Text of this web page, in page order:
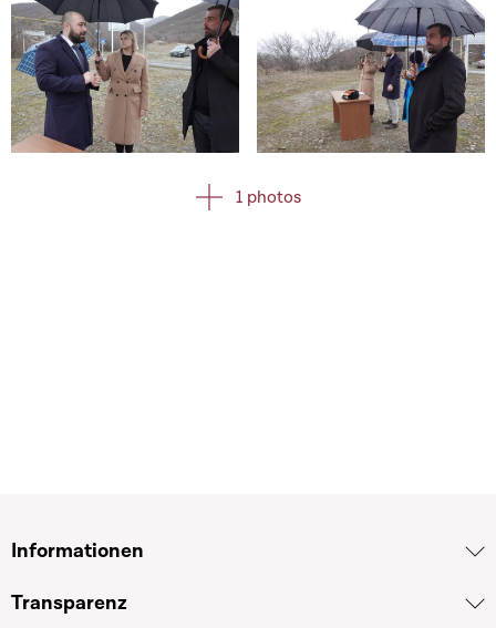
Open image in gallery Open image in gallery
1 photos
Informationen
Transparenz